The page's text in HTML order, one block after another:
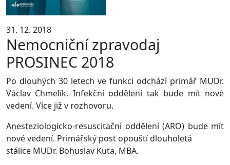
31. 12. 2018
Nemocniční zpravodaj
PROSINEC 2018
Po dlouhých 30 letech ve funkci odchází primář MUDr.
Václav Chmelík. Infekční oddělení tak bude mít nové
vedení. Více již v rozhovoru.
Anesteziologicko-resuscitační oddělení (ARO) bude mít
nové vedení. Primářský post opouští dlouholetá
stálice MUDr. Bohuslav Kuta, MBA.